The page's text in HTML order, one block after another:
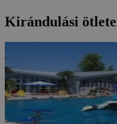
Kirándulási